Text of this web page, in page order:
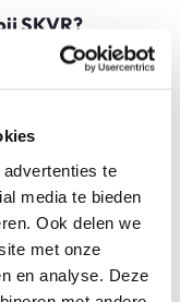
te
media te bieden
Ook delen we
met onze
en analyse. Deze
SKVR?
jij je eigen stijl
dansdocent
die geschikt